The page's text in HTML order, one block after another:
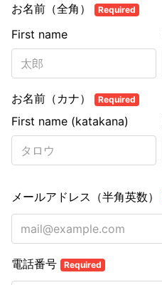
お名前（全角） Required
First name
お名前（カナ） Required
First name (katakana)
メールアドレス（半角英数）
電話番号 Required